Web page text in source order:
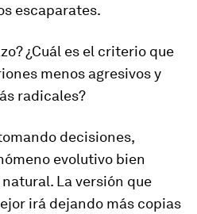
escaparates.
¿Cuál es el criterio que
menos agresivos y
radicales?
decisiones,
evolutivo bien
La versión que
irá dejando más copias